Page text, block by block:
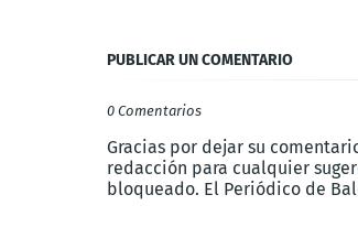
PUBLICAR UN COMENTARIO
0 Comentarios
Gracias por dejar su
redacción para cualquier
bloqueado. El Periódico de